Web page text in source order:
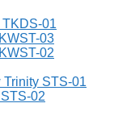
01
03
02
STS-01
02